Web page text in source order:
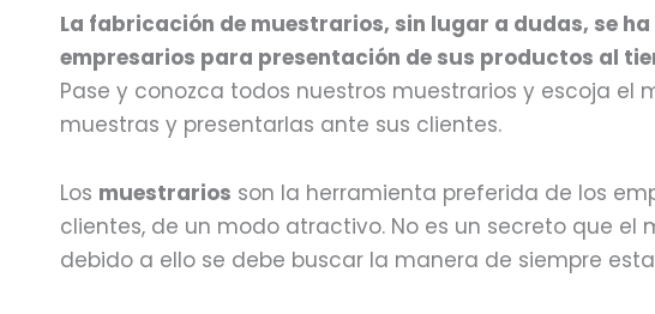
La fabricación de muestrarios, sin lugar a dudas, se
empresarios para presentación de sus productos al
Pase y conozca todos nuestros muestrarios y escoja
muestras y presentarlas ante sus clientes.
Los muestrarios son la herramienta preferida de los
clientes, de un modo atractivo. No es un secreto que
debido a ello se debe buscar la manera de siempre